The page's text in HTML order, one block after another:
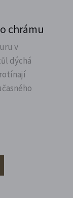
chrámu
v
dýchá